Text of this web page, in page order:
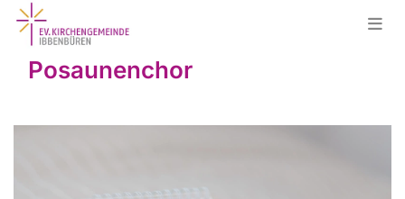
Posaunenchor